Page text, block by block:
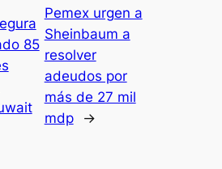
85
Pemex urgen a
Sheinbaum a
resolver
adeudos por
más de 27 mil
mdp
→